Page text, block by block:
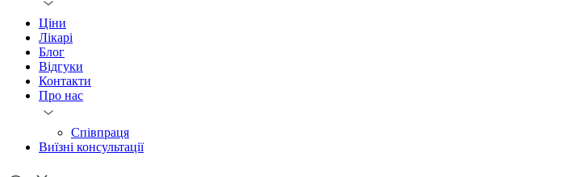
Ціни
Лікарі
Блог
Відгуки
Контакти
Про нас
Співпраця
Виїзні консультації